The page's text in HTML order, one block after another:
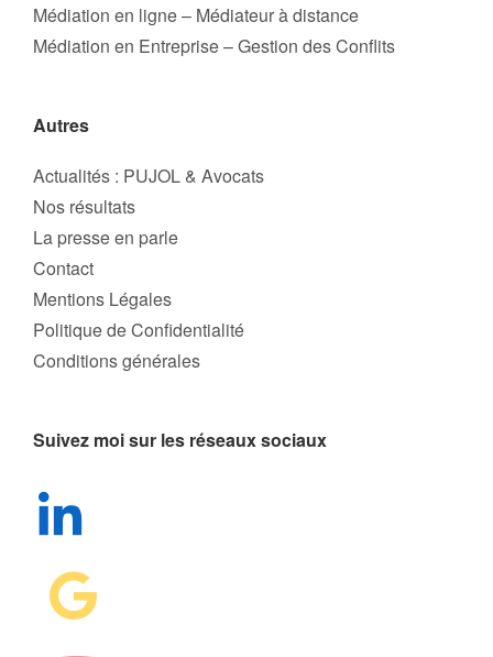
Médiation en ligne – Médiateur à distance
Médiation en Entreprise – Gestion des Conflits
Autres
Actualités : PUJOL & Avocats
Nos résultats
La presse en parle
Contact
Mentions Légales
Politique de Confidentialité
Conditions générales
Suivez moi sur les réseaux sociaux